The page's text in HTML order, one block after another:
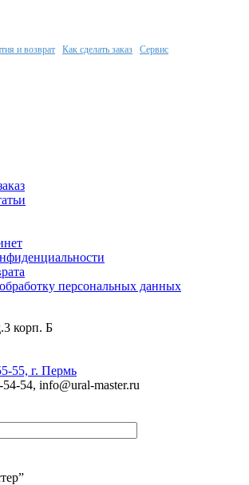
и возврат Как сделать заказ Сервис
персональных данных
корп. Б
55, г. Пермь
54, info@ural-master.ru